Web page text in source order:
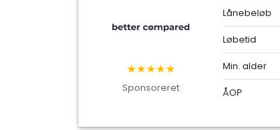
★★★★★
Sponsoreret
Lånebeløb
Løbetid
Min. alder
ÅOP